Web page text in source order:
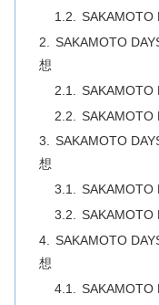
SAKAMOTO
SAKAMOTO
想
SAKAMOTO
SAKAMOTO
SAKAMOTO
想
SAKAMOTO
SAKAMOTO
SAKAMOTO
想
SAKAMOTO